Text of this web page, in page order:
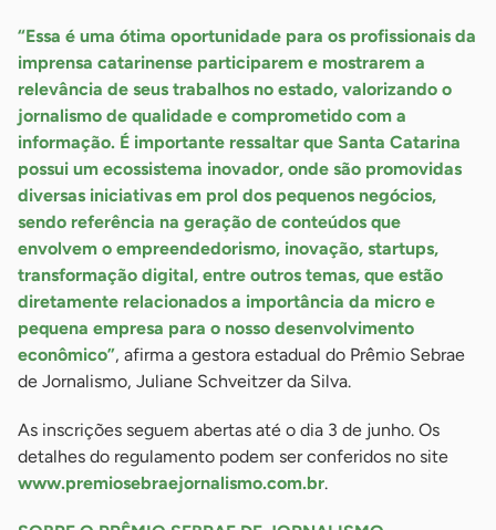
“Essa é uma ótima oportunidade para os profissionais da
imprensa catarinense participarem e mostrarem a
relevância de seus trabalhos no estado, valorizando o
jornalismo de qualidade e comprometido com a
informação. É importante ressaltar que Santa Catarina
possui um ecossistema inovador, onde são promovidas
diversas iniciativas em prol dos pequenos negócios,
sendo referência na geração de conteúdos que
envolvem o empreendedorismo, inovação, startups,
transformação digital, entre outros temas, que estão
diretamente relacionados a importância da micro e
pequena empresa para o nosso desenvolvimento
econômico”, afirma a gestora estadual do Prêmio Sebrae
de Jornalismo, Juliane Schveitzer da Silva.
As inscrições seguem abertas até o dia 3 de junho. Os
detalhes do regulamento podem ser conferidos no site
www.premiosebraejornalismo.com.br.